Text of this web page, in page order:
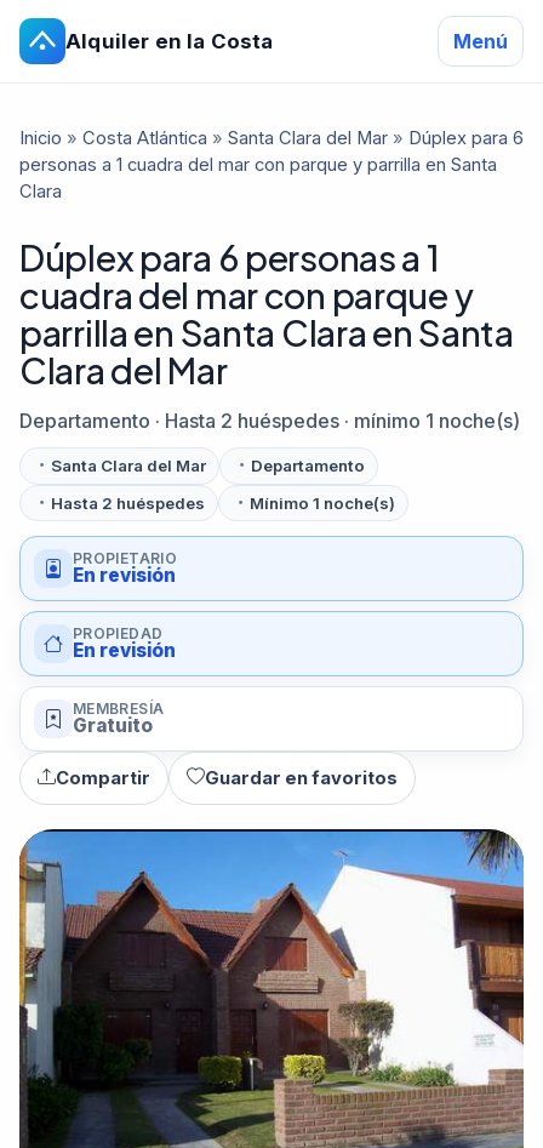
Alquiler en la Costa Menú
Inicio » Costa Atlántica » Santa Clara del Mar » Dúplex para 6
personas a 1 cuadra del mar con parque y parrilla en Santa
Clara
Dúplex para 6 personas a 1
cuadra del mar con parque y
parrilla en Santa Clara en Santa
Clara del Mar
Departamento · Hasta 2 huéspedes · mínimo 1 noche(s)
Santa Clara del Mar
Departamento
Hasta 2 huéspedes
Mínimo 1 noche(s)
PROPIETARIO
En revisión
PROPIEDAD
En revisión
MEMBRESÍA
Gratuito
Compartir Guardar en favoritos